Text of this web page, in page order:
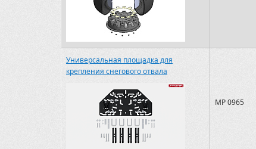
Универсальная площадка для
крепления снегового отвала
MP 0965